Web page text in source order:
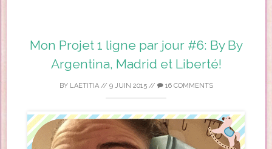
Mon Projet 1 ligne par jour #6: By By
Argentina, Madrid et Liberté!
BY LAETITIA// 9 JUIN 2015// 16 COMMENTS